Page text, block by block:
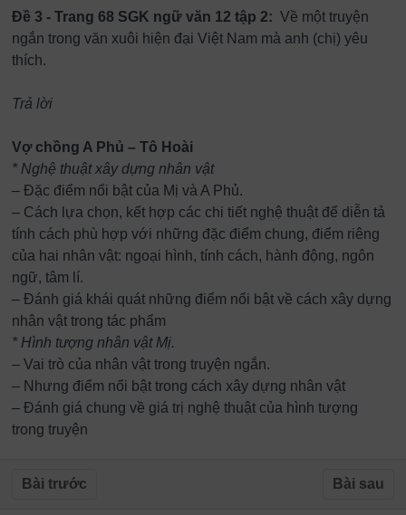
Đề 3 - Trang 68 SGK ngữ văn 12 tập 2: Về một truyện
ngắn trong văn xuôi hiện đại Việt Nam mà anh (chị) yêu
thích.
Trả lời
Vợ chồng A Phủ – Tô Hoài
* Nghệ thuật xây dựng nhân vật
– Đặc điểm nổi bật của Mị và A Phủ.
– Cách lựa chọn, kết hợp các chi tiết nghệ thuật để diễn tả
tính cách phù hợp với những đặc điểm chung, điểm riêng
của hai nhân vật: ngoại hình, tính cách, hành động, ngôn
ngữ, tâm lí.
– Đánh giá khái quát những điểm nổi bật về cách xây dựng
nhân vật trong tác phẩm
* Hình tượng nhân vật Mị.
– Vai trò của nhân vật trong truyện ngắn.
– Nhưng điểm nổi bật trong cách xây dựng nhân vật
– Đánh giá chung về giá trị nghệ thuật của hình tượng
trong truyện
Bài trước Bài sau